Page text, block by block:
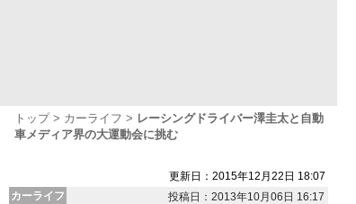
トップ カーライフ
レーシングドライバー澤圭太と自動
車メディア界の大運動会に挑む
更新日：2015年12月22日 18:07
カーライフ
投稿日：2013年10月06日 16:17